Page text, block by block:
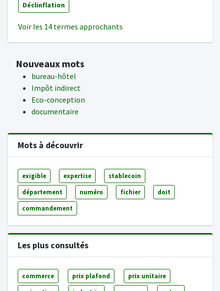
Déclinflation
Voir les 14 termes approchants
Nouveaux mots
bureau-hôtel
Impôt indirect
Eco-conception
documentaire
Mots à découvrir
exigible expertise stablecoin
département numéro fichier doit
commandement
Les plus consultés
commerce prix plafond prix unitaire